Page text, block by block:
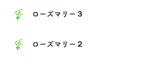
ローズマリー３
ローズマリー２